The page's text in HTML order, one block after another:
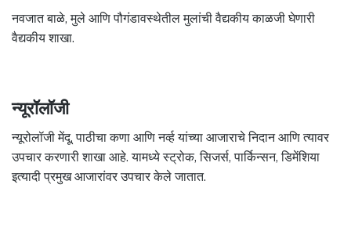
नवजात बाळे, मुले आणि पौगंडावस्थेतील मुलांची वैद्यकीय काळजी घेणारी
वैद्यकीय शाखा.
न्यूरॉलॉजी
न्यूरोलॉजी मेंदू, पाठीचा कणा आणि नर्व्ह यांच्या आजाराचे निदान आणि त्यावर
उपचार करणारी शाखा आहे. यामध्ये स्ट्रोक, सिजर्स, पार्किन्सन, डिमेंशिया
इत्यादी प्रमुख आजारांवर उपचार केले जातात.